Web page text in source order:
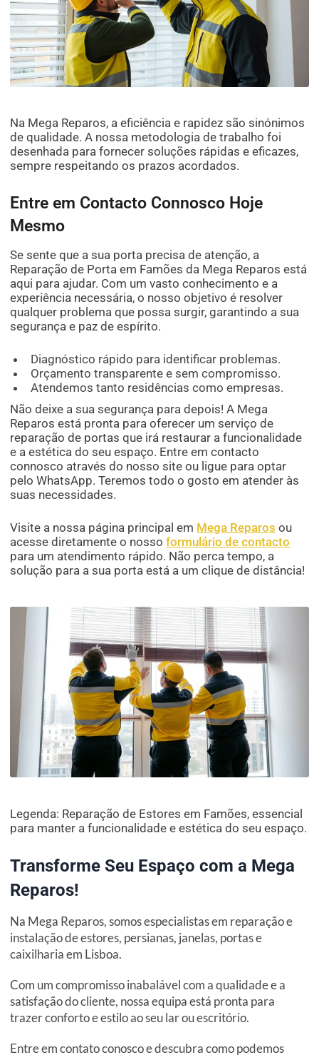
Na Mega Reparos, a eficiência e rapidez são sinónimos
de qualidade. A nossa metodologia de trabalho foi
desenhada para fornecer soluções rápidas e eficazes,
sempre respeitando os prazos acordados.
Entre em Contacto Connosco Hoje
Mesmo
Se sente que a sua porta precisa de atenção, a
Reparação de Porta em Famões da Mega Reparos está
aqui para ajudar. Com um vasto conhecimento e a
experiência necessária, o nosso objetivo é resolver
qualquer problema que possa surgir, garantindo a sua
segurança e paz de espírito.
Diagnóstico rápido para identificar problemas.
Orçamento transparente e sem compromisso.
Atendemos tanto residências como empresas.
Não deixe a sua segurança para depois! A Mega
Reparos está pronta para oferecer um serviço de
reparação de portas que irá restaurar a funcionalidade
e a estética do seu espaço. Entre em contacto
connosco através do nosso site ou ligue para optar
pelo WhatsApp. Teremos todo o gosto em atender às
suas necessidades.
Visite a nossa página principal em Mega Reparos ou
acesse diretamente o nossoformulário de contacto
para um atendimento rápido. Não perca tempo, a
solução para a sua porta está a um clique de distância!
Legenda: Reparação de Estores em Famões, essencial
para manter a funcionalidade e estética do seu espaço.
Transforme Seu Espaço com a Mega
Reparos!
Na Mega Reparos, somos especialistas em reparação e
instalação de estores, persianas, janelas, portas e
caixilharia em Lisboa.
Com um compromisso inabalável com a qualidade e a
satisfação do cliente, nossa equipa está pronta para
trazer conforto e estilo ao seu lar ou escritório.
Entre em contato conosco e descubra como podemos